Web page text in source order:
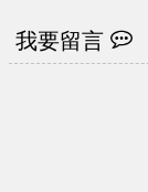
我要留言